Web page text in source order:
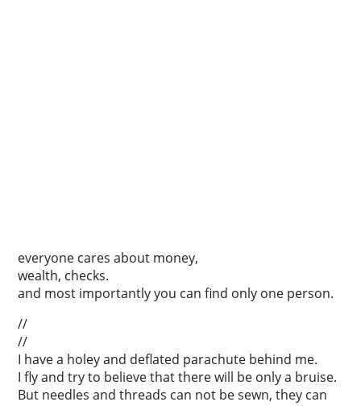
everyone cares about money,
wealth, checks.
and most importantly you can find only one person.
//
//
I have a holey and deflated parachute behind me.
I fly and try to believe that there will be only a bruise.
But needles and threads can not be sewn, they can